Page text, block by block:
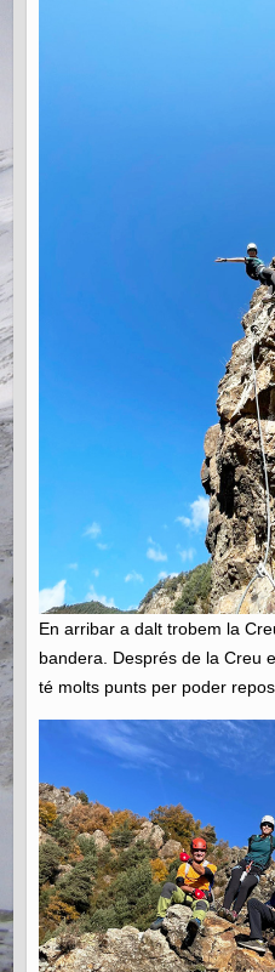
En arribar a dalt trobem la
bandera. Després de la Creu
té molts punts per poder